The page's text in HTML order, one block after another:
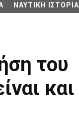
ΝΑΥΤΙΚΗ ΙΣΤΟΡΙΑ
του
και